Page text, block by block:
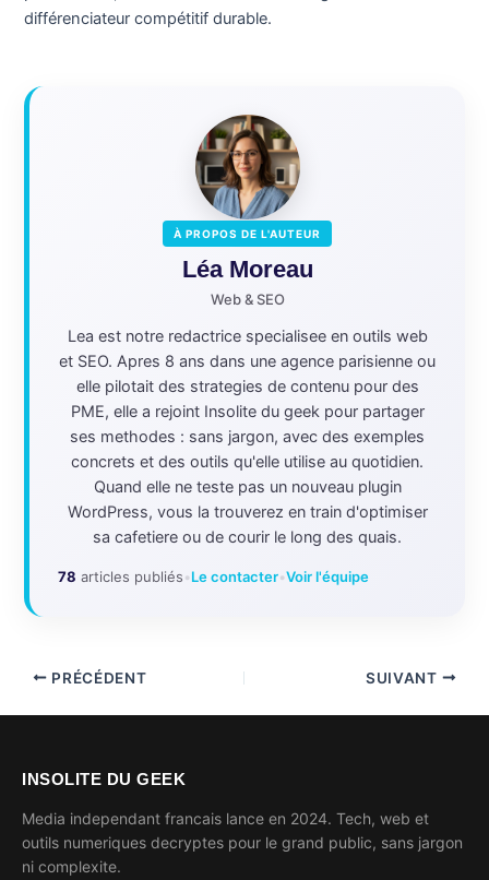
différenciateur compétitif durable.
À PROPOS DE L'AUTEUR
Léa Moreau
Web & SEO
Lea est notre redactrice specialisee en outils web
et SEO. Apres 8 ans dans une agence parisienne ou
elle pilotait des strategies de contenu pour des
PME, elle a rejoint Insolite du geek pour partager
ses methodes : sans jargon, avec des exemples
concrets et des outils qu'elle utilise au quotidien.
Quand elle ne teste pas un nouveau plugin
WordPress, vous la trouverez en train d'optimiser
sa cafetiere ou de courir le long des quais.
78 articles publiés•Le contacter•Voir l'équipe
PRÉCÉDENT SUIVANT
INSOLITE DU GEEK
Media independant francais lance en 2024. Tech, web et
outils numeriques decryptes pour le grand public, sans jargon
ni complexite.